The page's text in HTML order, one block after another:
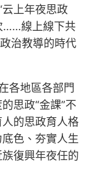
上年夜思政
……線上線下共
治教導的時代
各地區各部門
思政“金課”不
的思政育人格
色、夯實人生
復興年夜任的